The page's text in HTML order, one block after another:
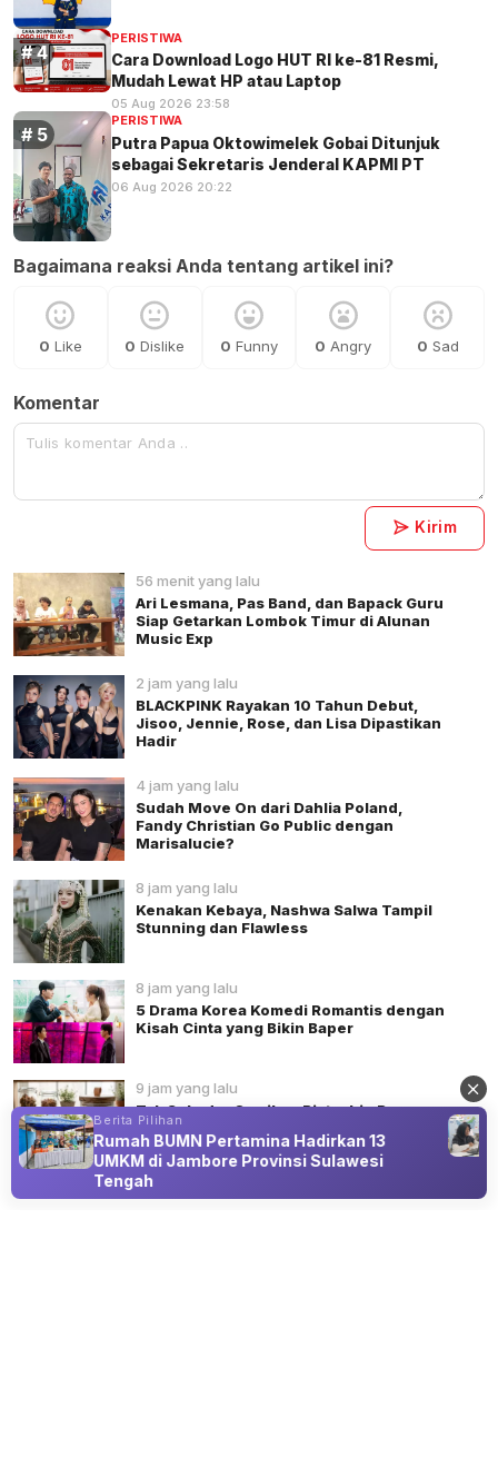
PERISTIWA
Cara Download Logo HUT RI ke-81 Resmi,
Mudah Lewat HP atau Laptop
05 Aug 2026 23:58
PERISTIWA
Putra Papua Oktowimelek Gobai Ditunjuk
sebagai Sekretaris Jenderal KAPMI PT
06 Aug 2026 20:22
Bagaimana reaksi Anda tentang artikel ini?
0 Like 0 Dislike 0 Funny 0 Angry 0 Sad
Komentar
Kirim
56 menit yang lalu
Ari Lesmana, Pas Band, dan Bapack Guru
Siap Getarkan Lombok Timur di Alunan
Music Exp
2 jam yang lalu
BLACKPINK Rayakan 10 Tahun Debut,
Jisoo, Jennie, Rose, dan Lisa Dipastikan
Hadir
4 jam yang lalu
Sudah Move On dari Dahlia Poland,
Fandy Christian Go Public dengan
Marisalucie?
8 jam yang lalu
Kenakan Kebaya, Nashwa Salwa Tampil
Stunning dan Flawless
8 jam yang lalu
5 Drama Korea Komedi Romantis dengan
Kisah Cinta yang Bikin Baper
9 jam yang lalu
Tak Sekadar Camilan, Pistachio Punya
Banyak Khasiat untuk Jantung dan Otak
Berita Pilihan
Rumah BUMN Pertamina Hadirkan 13
UMKM di Jambore Provinsi Sulawesi
Tengah